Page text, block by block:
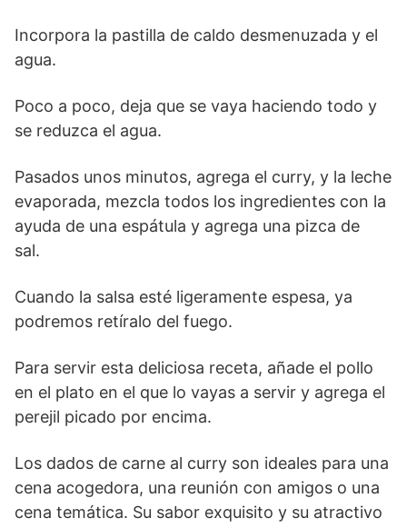
Incorpora la pastilla de caldo desmenuzada y el
agua.
Poco a poco, deja que se vaya haciendo todo y
se reduzca el agua.
Pasados unos minutos, agrega el curry, y la leche
evaporada, mezcla todos los ingredientes con la
ayuda de una espátula y agrega una pizca de
sal.
Cuando la salsa esté ligeramente espesa, ya
podremos retíralo del fuego.
Para servir esta deliciosa receta, añade el pollo
en el plato en el que lo vayas a servir y agrega el
perejil picado por encima.
Los dados de carne al curry son ideales para una
cena acogedora, una reunión con amigos o una
cena temática. Su sabor exquisito y su atractivo